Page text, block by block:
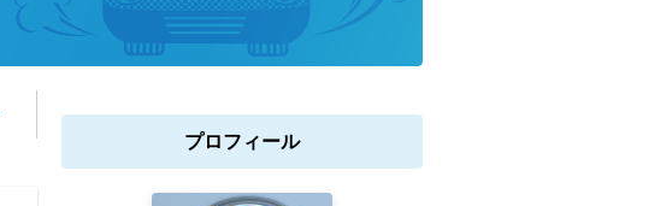
プロフィール